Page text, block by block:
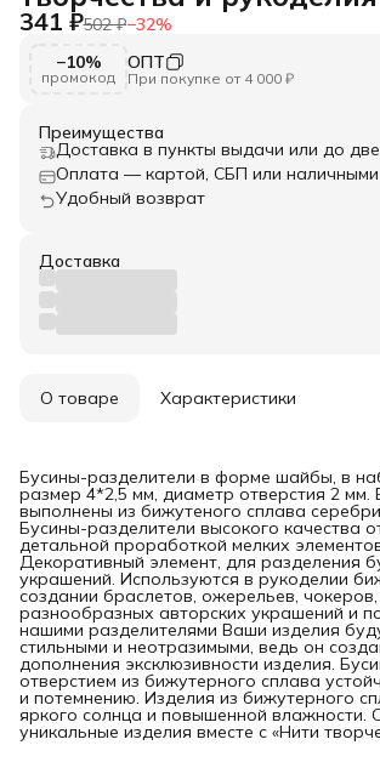
341 ₽502 ₽−32%
−10%
промокод
ОПТ
При покупке от 4 000 ₽
Преимущества
Доставка в пункты выдачи или до
Оплата — картой, СБП или наличными
Удобный возврат
Доставка
О товаре Характеристики
Бусины-разделители в форме шайбы, в
размер 4*2,5 мм, диаметр отверстия 2 мм.
выполнены из бижутеного сплава
Бусины-разделители высокого качества
детальной проработкой мелких
Декоративный элемент, для разделения
украшений. Используются в рукоделии
создании браслетов, ожерельев,
разнообразных авторских украшений и
нашими разделителями Ваши изделия
стильными и неотразимыми, ведь он
дополнения эксклюзивности изделия.
отверстием из бижутерного сплава
и потемнению. Изделия из бижутерного
яркого солнца и повышенной влажности.
уникальные изделия вместе с «Нити